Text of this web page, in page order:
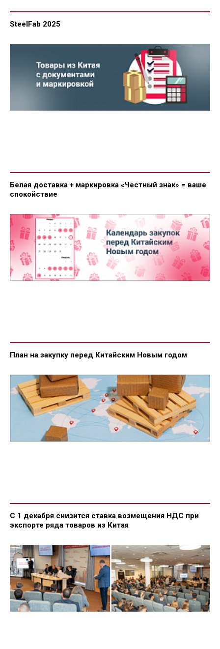
SteelFab 2025
Белая доставка + маркировка «Честный знак» = ваше
спокойствие
План на закупку перед Китайским Новым годом
С 1 декабря снизится ставка возмещения НДС при
экспорте ряда товаров из Китая